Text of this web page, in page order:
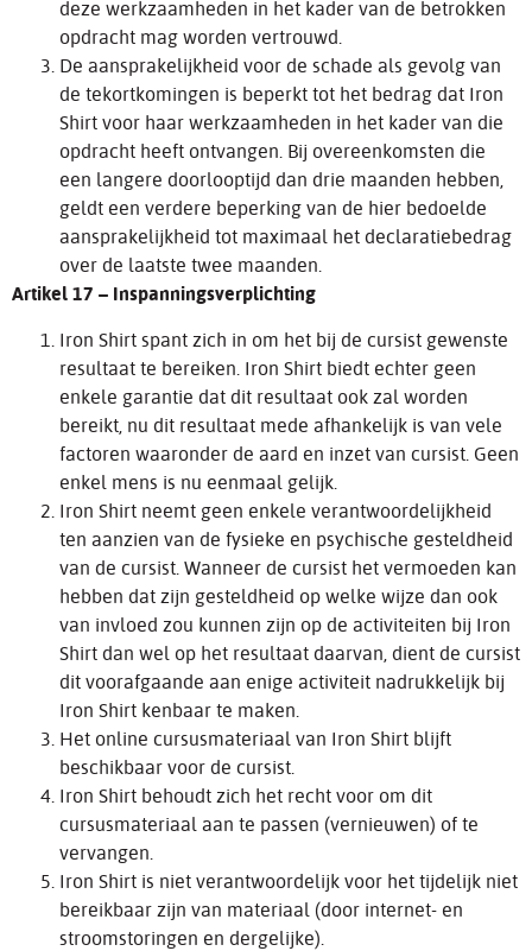
deze werkzaamheden in het kader van de betrokken
opdracht mag worden vertrouwd.
De aansprakelijkheid voor de schade als gevolg van
de tekortkomingen is beperkt tot het bedrag dat Iron
Shirt voor haar werkzaamheden in het kader van die
opdracht heeft ontvangen. Bij overeenkomsten die
een langere doorlooptijd dan drie maanden hebben,
geldt een verdere beperking van de hier bedoelde
aansprakelijkheid tot maximaal het declaratiebedrag
over de laatste twee maanden.
Artikel 17 – Inspanningsverplichting
Iron Shirt spant zich in om het bij de cursist gewenste
resultaat te bereiken. Iron Shirt biedt echter geen
enkele garantie dat dit resultaat ook zal worden
bereikt, nu dit resultaat mede afhankelijk is van vele
factoren waaronder de aard en inzet van cursist. Geen
enkel mens is nu eenmaal gelijk.
Iron Shirt neemt geen enkele verantwoordelijkheid
ten aanzien van de fysieke en psychische gesteldheid
van de cursist. Wanneer de cursist het vermoeden kan
hebben dat zijn gesteldheid op welke wijze dan ook
van invloed zou kunnen zijn op de activiteiten bij Iron
Shirt dan wel op het resultaat daarvan, dient de cursist
dit voorafgaande aan enige activiteit nadrukkelijk bij
Iron Shirt kenbaar te maken.
Het online cursusmateriaal van Iron Shirt blijft
beschikbaar voor de cursist.
Iron Shirt behoudt zich het recht voor om dit
cursusmateriaal aan te passen (vernieuwen) of te
vervangen.
Iron Shirt is niet verantwoordelijk voor het tijdelijk niet
bereikbaar zijn van materiaal (door internet- en
stroomstoringen en dergelijke).